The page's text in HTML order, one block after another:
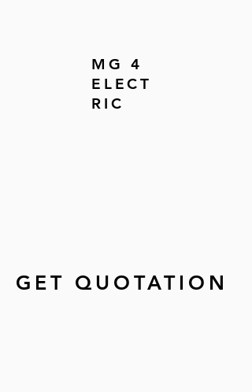
MG 4
ELECT
RIC
GET QUOTATION